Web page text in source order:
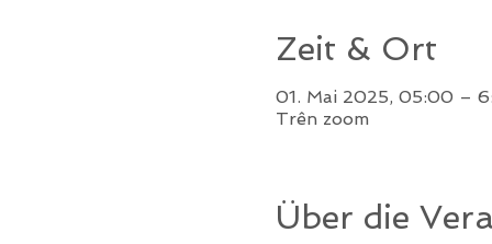
Zeit & Ort
01. Mai 2025, 05:00 –
Trên zoom
Über die